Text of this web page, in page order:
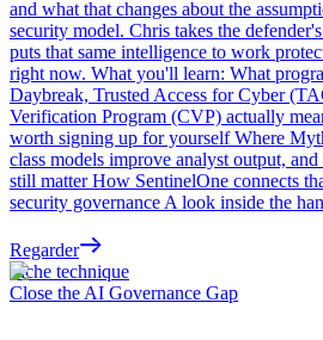
and what that changes about the
security model. Chris takes the
puts that same intelligence to work
right now. What you'll learn: What
Daybreak, Trusted Access for Cyber
Verification Program (CVP) actually
worth signing up for yourself Where
class models improve analyst output,
still matter How SentinelOne connects
security governance A look inside the
Regarder
Fiche technique
Close the AI Governance Gap